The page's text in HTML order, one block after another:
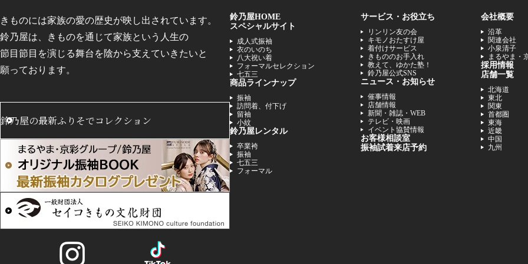
きものには家族の愛の歴史が映し出されています。
鈴乃屋は、きものを通じて家族という 人生の
節目節目を演じる舞台を陰から支えていきたいと
願っております。
鈴乃屋の最新ふりそでコレクション
鈴乃屋HOME
スペシャルサイト
成人式振袖
衣のいのち
八大祝い着
フォーマルセレクション
七五三
商品ラインナップ
振袖
訪問着、付下げ
留袖
小紋
鈴乃屋レンタル
卒業袴
振袖
七五三
フォーマル
サービス・お役立ち
リンリン友の会
キモノおたすけ屋
着付けサービス
きもののお手入れ
教えて、ゆかた塾！
鈴乃屋公式SNS
ニュース・お知らせ
催事情報
店舗情報
新聞・雑誌・WEB
テレビ・映画
イベント協賛情報
お客様相談室
振袖試着来店予約
会社概要
沿革
関連会社
小泉清子
まるやま・
採用情報
店舗一覧
北海道
東北
関東
首都圏
東海
近畿
中国
九州